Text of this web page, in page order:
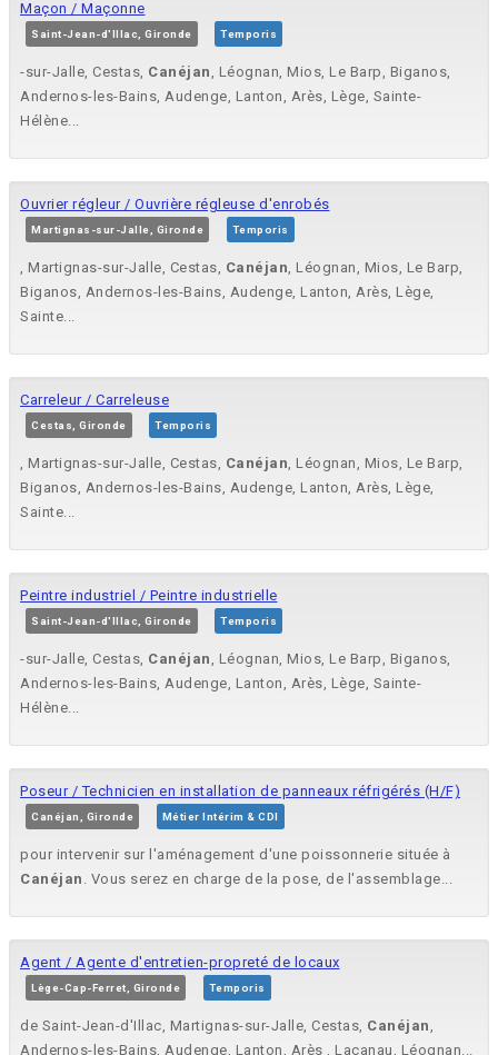
Maçon / Maçonne
Saint-Jean-d'Illac, Gironde Temporis
-sur-Jalle, Cestas, Canéjan , Léognan, Mios, Le Barp, Biganos,
Andernos-les-Bains, Audenge, Lanton, Arès, Lège, Sainte-
Hélène...
Ouvrier régleur / Ouvrière régleuse d'enrobés
Martignas-sur-Jalle, Gironde Temporis
, Martignas-sur-Jalle, Cestas, Canéjan, Léognan, Mios, Le Barp,
Biganos, Andernos-les-Bains, Audenge, Lanton, Arès, Lège,
Sainte...
Carreleur / Carreleuse
Cestas, Gironde Temporis
, Martignas-sur-Jalle, Cestas, Canéjan, Léognan, Mios, Le Barp,
Biganos, Andernos-les-Bains, Audenge, Lanton, Arès, Lège,
Sainte...
Peintre industriel / Peintre industrielle
Saint-Jean-d'Illac, Gironde Temporis
-sur-Jalle, Cestas, Canéjan , Léognan, Mios, Le Barp, Biganos,
Andernos-les-Bains, Audenge, Lanton, Arès, Lège, Sainte-
Hélène...
Poseur / Technicien en installation de panneaux réfrigérés (H/F)
Canéjan, Gironde Métier Intérim & CDI
pour intervenir sur l'aménagement d'une poissonnerie située à
Canéjan . Vous serez en charge de la pose, de l'assemblage...
Agent / Agente d'entretien-propreté de locaux
Lège-Cap-Ferret, Gironde Temporis
de Saint-Jean-d'Illac, Martignas-sur-Jalle, Cestas, Canéjan,
Andernos-les-Bains, Audenge, Lanton, Arès , Lacanau, Léognan...